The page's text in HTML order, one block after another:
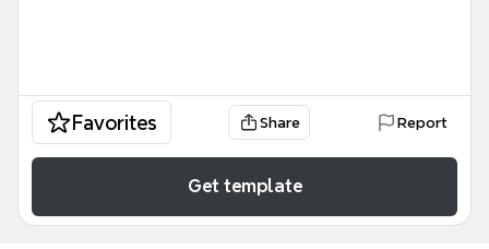
Favorites Share Report
Get template